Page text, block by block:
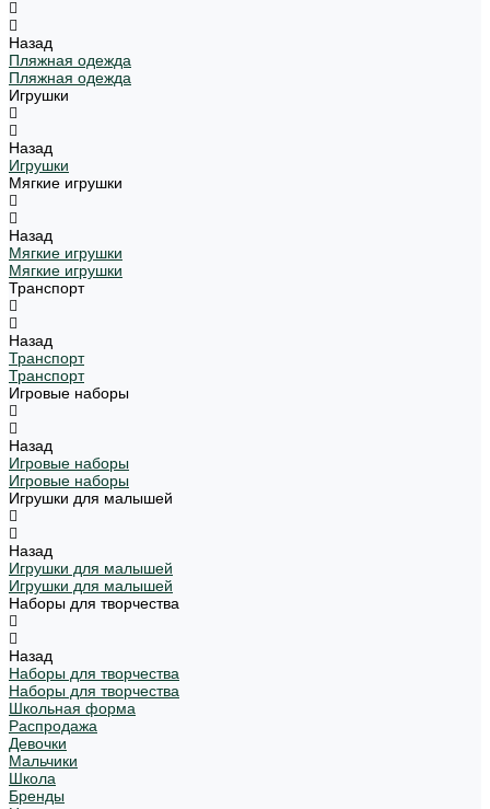
Назад
Пляжная одежда
Пляжная одежда
Игрушки
Назад
Игрушки
Мягкие игрушки
Назад
Мягкие игрушки
Мягкие игрушки
Транспорт
Назад
Транспорт
Транспорт
Игровые наборы
Назад
Игровые наборы
Игровые наборы
Игрушки для малышей
Назад
Игрушки для малышей
Игрушки для малышей
Наборы для творчества
Назад
Наборы для творчества
Наборы для творчества
Школьная форма
Распродажа
Девочки
Мальчики
Школа
Бренды